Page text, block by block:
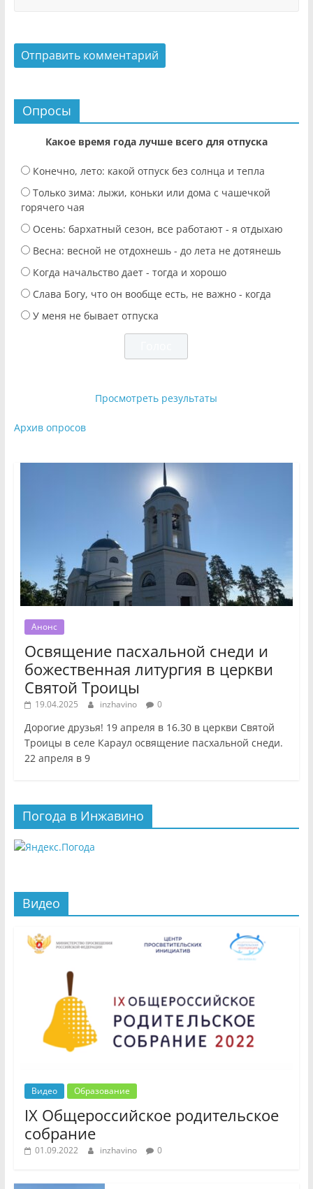
Опросы
Какое время года лучше всего для отпуска
Конечно, лето: какой отпуск без солнца и тепла
Только зима: лыжи, коньки или дома с чашечкой
горячего чая
Осень: бархатный сезон, все работают - я отдыхаю
Весна: весной не отдохнешь - до лета не дотянешь
Когда начальство дает - тогда и хорошо
Слава Богу, что он вообще есть, не важно - когда
У меня не бывает отпуска
Просмотреть результаты
Архив опросов
Анонс
Освящение пасхальной снеди и
божественная литургия в церкви
Святой Троицы
19.04.2025 inzhavino 0
Дорогие друзья! 19 апреля в 16.30 в церкви Святой
Троицы в селе Караул освящение пасхальной снеди.
22 апреля в 9
Погода в Инжавино
Видео
Видео Образование
IX Общероссийское родительское
собрание
01.09.2022 inzhavino 0